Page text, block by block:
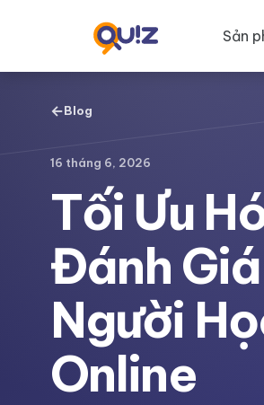
Sản
←Blog
16 tháng 6, 2026
Tối Ưu
Đánh
Người
Online